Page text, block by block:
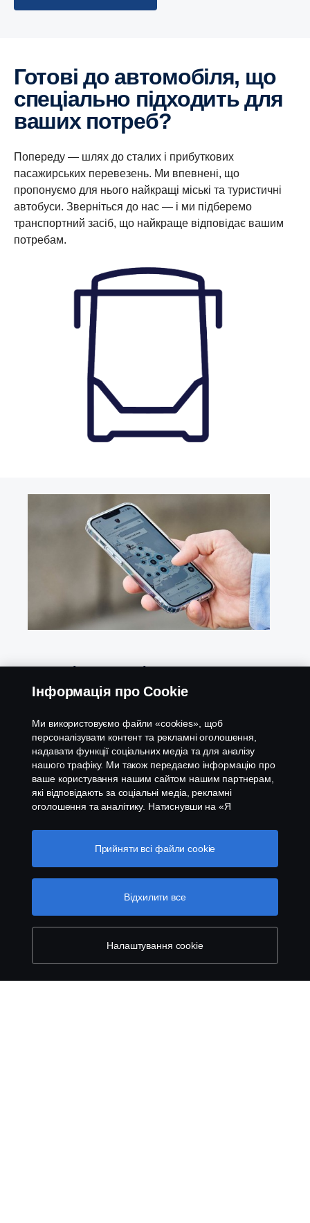
Готові до автомобіля, що
спеціально підходить для
ваших потреб?
Попереду — шлях до сталих і прибуткових
пасажирських перевезень. Ми впевнені, що
пропонуємо для нього найкращі міські та туристичні
автобуси. Зверніться до нас — і ми підберемо
транспортний засіб, що найкраще відповідає вашим
потребам.
Зверніться до місцевого дилера
Якщо у вас виникнуть запитання щодо нашої
зверніться до місцевого дилера Scania.
Знайдіть найближчого до вас дилера
Про Scania
Інформація про Cookie
Ми використовуємо файли «cookies», щоб
персоналізувати контент та рекламні оголошення,
надавати функції соціальних медіа та для аналізу
нашого трафіку. Ми також передаємо інформацію про
ваше користування нашим сайтом нашим партнерам,
які відповідають за соціальні медіа, рекламні
оголошення та аналітику. Натиснувши на «Я
згоду на використання всіх файлів cookies та на
передачу інформації. Ви також можете керувати
ми використовуємо файли cookie, відвідайте сторінку
про cookie на нашому сайті, натиснувши на посилання
під цим текстом. Cookie policy
Налаштування cookie
Відхилити все
Прийняти всі файли сookie